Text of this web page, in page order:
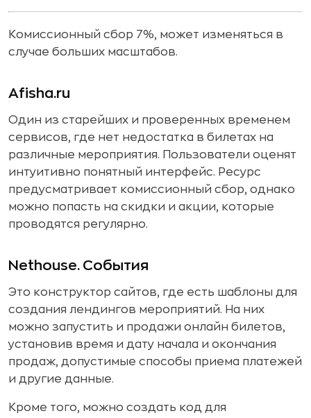
Комиссионный сбор 7%, может изменяться в
случае больших масштабов.
Afisha.ru
Один из старейших и проверенных временем
сервисов, где нет недостатка в билетах на
различные мероприятия. Пользователи оценят
интуитивно понятный интерфейс. Ресурс
предусматривает комиссионный сбор, однако
можно попасть на скидки и акции, которые
проводятся регулярно.
Nethouse. События
Это конструктор сайтов, где есть шаблоны для
создания лендингов мероприятий. На них
можно запустить и продажи онлайн билетов,
установив время и дату начала и окончания
продаж, допустимые способы приема платежей
и другие данные.
Кроме того, можно создать код для